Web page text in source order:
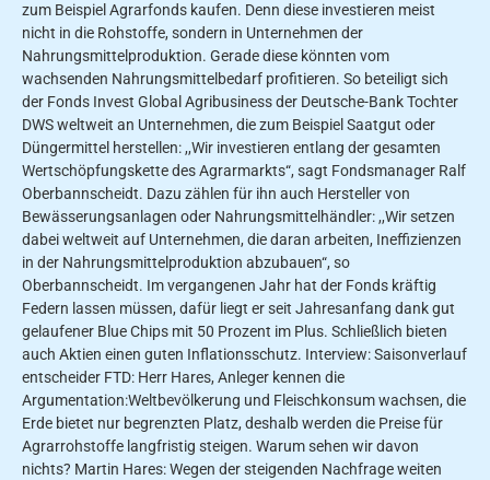
zum Beispiel Agrarfonds kau­fen. Denn diese investieren meist
nicht in die Rohstoffe, sondern in Unterneh­men der
Nahrungsmittelproduktion. Ge­rade diese könnten vom
wachsenden Nahrungsmittelbedarf profitieren. So beteiligt sich
der Fonds Invest Global Agribusiness der Deutsche-Bank Tochter
DWS weltweit an Unternehmen, die zum Beispiel Saatgut oder
Düngermittel herstellen: ,,Wir investieren entlang der gesamten
Wertschöpfungskette des Agrarmarkts“, sagt Fondsmanager Ralf
Oberbannscheidt. Dazu zählen für ihn auch Hersteller von
Bewässerungsanlagen oder Nahrungsmittelhändler: ,,Wir setzen
dabei weltweit auf Unternehmen, die daran arbeiten, Ineffizienzen
in der Nahrungsmittelproduktion abzubauen“, so
Oberbannscheidt. Im vergangenen Jahr hat der Fonds kräftig
Federn lassen müssen, dafür liegt er seit Jahresanfang dank gut
gelaufener Blue Chips mit 50 Prozent im Plus. Schließlich bieten
auch Aktien einen guten Inflationsschutz. Interview: Saisonverlauf
entscheider FTD: Herr Hares, Anleger kennen die
Argumentation:Weltbevölkerung und Fleischkonsum wachsen, die
Erde bietet nur begrenzten Platz, deshalb werden die Preise für
Agrarrohstoffe langfristig steigen. Warum sehen wir davon
nichts? Martin Hares: Wegen der steigenden Nachfrage weiten